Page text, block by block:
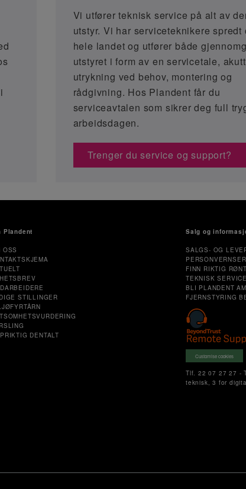
Vi utfører teknisk service på alt av
utstyr. Vi har serviceteknikere spredt
hele landet og utfører både
utstyret i form av en servicetale, akutt
utrykning ved behov, montering og
rådgivning. Hos Plandent får du
serviceavtalen som sikrer deg full
arbeidsdagen.
Trenger du service og support?
Plandent
OSS
STILLINGER
DENTALT
Salg og
SALGS- OG
FINN RIKTIG
TEKNISK SERVICE
BLI PLANDENT
FJERNSTYRING
Customise cookies
Tlf. 22 07 27 27 -
teknisk, 3 for